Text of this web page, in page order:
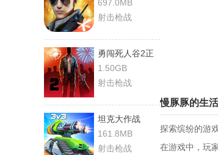
697.0MB
射击枪战
勇闯死人谷2正
版
1.50GB
射击枪战
坦克大作战
161.8MB
射击枪战
慢豚豚的生
探索缤纷的游
在游戏中，玩